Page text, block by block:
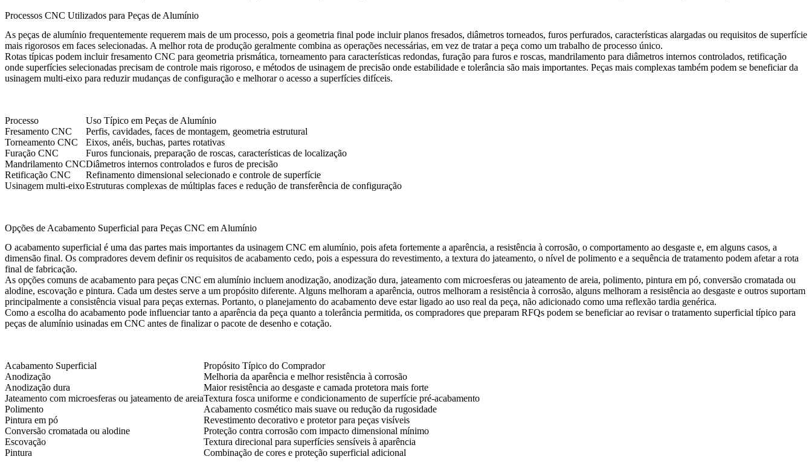
Processos CNC Utilizados para Peças de Alumínio
As peças de alumínio frequentemente requerem mais de um processo, pois a geometria final pode incluir planos fresados, diâmetros torneados, furos perfurados, características alargadas ou requisitos de superfície
mais rigorosos em faces selecionadas. A melhor rota de produção geralmente combina as operações necessárias, em vez de tratar a peça como um trabalho de processo único.
Rotas típicas podem incluirfresamento CNC para geometria prismática, torneamento para características redondas, furação para furos e roscas, mandrilamento para diâmetros internos controlados, retificação
onde superfícies selecionadas precisam de controle mais rigoroso, e métodos de usinagem de precisão onde estabilidade e tolerância são mais importantes. Peças mais complexas também podem se beneficiar da
usinagem multi-eixo para reduzir mudanças de configuração e melhorar o acesso a superfícies difíceis.
Processo
Uso Típico em Peças de Alumínio
Fresamento CNC
Perfis, cavidades, faces de montagem, geometria estrutural
Torneamento CNC
Eixos, anéis, buchas, partes rotativas
Furação CNC
Furos funcionais, preparação de roscas, características de localização
Mandrilamento CNCDiâmetros internos controlados e furos de precisão
Retificação CNC
Refinamento dimensional selecionado e controle de superfície
Usinagem multi-eixoEstruturas complexas de múltiplas faces e redução de transferência de configuração
Opções de Acabamento Superficial para Peças CNC em Alumínio
O acabamento superficial é uma das partes mais importantes da usinagem CNC em alumínio, pois afeta fortemente a aparência, a resistência à corrosão, o comportamento ao desgaste e, em alguns casos, a
dimensão final. Os compradores devem definir os requisitos de acabamento cedo, pois a espessura do revestimento, a textura do jateamento, o nível de polimento e a sequência de tratamento podem afetar a rota
final de fabricação.
As opções comuns de acabamento para peças CNC em alumínio incluem anodização, anodização dura, jateamento com microesferas ou jateamento de areia, polimento, pintura em pó, conversão cromatada ou
alodine, escovação e pintura. Cada um destes serve a um propósito diferente. Alguns melhoram a aparência, outros melhoram a resistência à corrosão, alguns melhoram a resistência ao desgaste e outros suportam
principalmente a consistência visual para peças externas. Portanto, o planejamento do acabamento deve estar ligado ao uso real da peça, não adicionado como uma reflexão tardia genérica.
Como a escolha do acabamento pode influenciar tanto a aparência da peça quanto a tolerância permitida, os compradores que preparam RFQs podem se beneficiar ao revisar o tratamento superficial típico para
peças de alumínio usinadas em CNC antes de finalizar o pacote de desenho e cotação.
Acabamento Superficial
Propósito Típico do Comprador
Anodização
Melhoria da aparência e melhor resistência à corrosão
Anodização dura
Maior resistência ao desgaste e camada protetora mais forte
Jateamento com microesferas ou jateamento de areiaTextura fosca uniforme e condicionamento de superfície pré-acabamento
Polimento
Acabamento cosmético mais suave ou redução da rugosidade
Pintura em pó
Revestimento decorativo e protetor para peças visíveis
Conversão cromatada ou alodine
Proteção contra corrosão com impacto dimensional mínimo
Escovação
Textura direcional para superfícies sensíveis à aparência
Pintura
Combinação de cores e proteção superficial adicional